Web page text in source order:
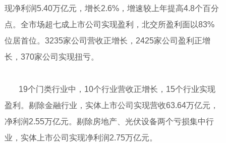
现净利润5.40万亿元，增长2.6%，增速较上年提高4.8个百分
点。全市场超七成上市公司实现盈利，北交所盈利面以83%
位居首位。3235家公司营收正增长，2425家公司盈利正增
长，370家公司实现扭亏。
​​​​​​​ 19个门类行业中，10个行业营收正增长，15个行业实现
盈利。剔除金融行业，实体上市公司实现营收63.64万亿元，
净利润2.55万亿元。剔除房地产、光伏设备两个亏损集中行
业，实体上市公司实现净利润2.75万亿元。